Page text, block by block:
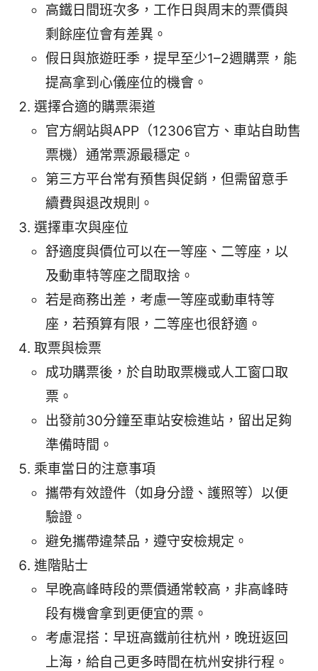
高鐵日間班次多，工作日與周末的票價與
剩餘座位會有差異。
假日與旅遊旺季，提早至少1–2週購票，能
提高拿到心儀座位的機會。
選擇合適的購票渠道
官方網站與APP（12306官方、車站自助售
票機）通常票源最穩定。
第三方平台常有預售與促銷，但需留意手
續費與退改規則。
選擇車次與座位
舒適度與價位可以在一等座、二等座，以
及動車特等座之間取捨。
若是商務出差，考慮一等座或動車特等
座，若預算有限，二等座也很舒適。
取票與檢票
成功購票後，於自助取票機或人工窗口取
票。
出發前30分鐘至車站安檢進站，留出足夠
準備時間。
乘車當日的注意事項
攜帶有效證件（如身分證、護照等）以便
驗證。
避免攜帶違禁品，遵守安檢規定。
進階貼士
早晚高峰時段的票價通常較高，非高峰時
段有機會拿到更便宜的票。
考慮混搭：早班高鐵前往杭州，晚班返回
上海，給自己更多時間在杭州安排行程。